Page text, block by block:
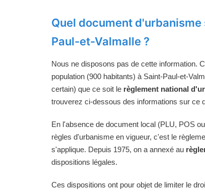
Quel document
Paul-et-Valmalle ?
Nous ne disposons pas de cette information.
population (900 habitants) à Saint-Paul-et-
certain) que ce soit le règlement national
trouverez ci-dessous des informations sur ce
En l'absence de document local (PLU, POS
règles d'urbanisme en vigueur, c'est le
s'applique. Depuis 1975, on a annexé au
dispositions légales.
Ces dispositions ont pour objet de limiter le